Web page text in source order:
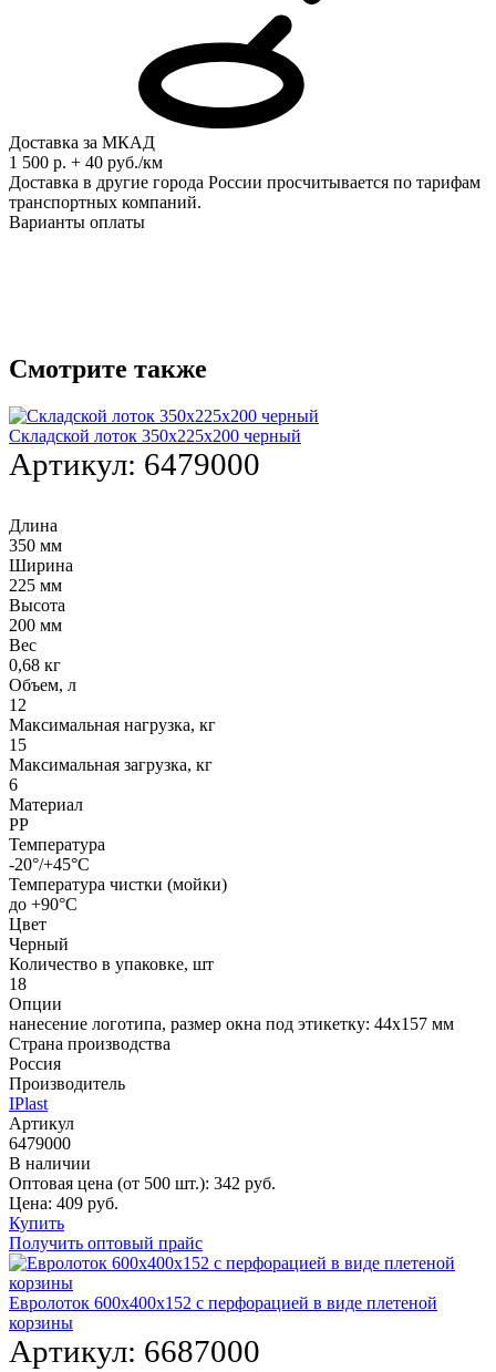
Доставка за МКАД
1 500 р. + 40 руб./км
Доставка в другие города России просчитывается по тарифам
транспортных компаний.
Варианты оплаты
Смотрите также
Складской лоток 350х225х200 черный
Артикул: 6479000
Длина
350 мм
Ширина
225 мм
Высота
200 мм
Вес
0,68 кг
Объем, л
12
Максимальная нагрузка, кг
15
Максимальная загрузка, кг
6
Материал
PP
Температура
-20°/+45°С
Температура чистки (мойки)
до +90°C
Цвет
Черный
Количество в упаковке, шт
18
Опции
нанесение логотипа, размер окна под этикетку: 44х157 мм
Страна производства
Россия
Производитель
IPlast
Артикул
6479000
В наличии
Оптовая цена (от 500 шт.): 342 руб.
Цена: 409 руб.
Купить
Получить оптовый прайс
Евролоток 600х400х152 с перфорацией в виде плетеной
корзины
Артикул: 6687000